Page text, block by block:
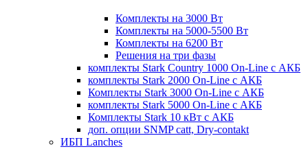
Комплекты на 3000 Вт
Комплекты на 5000-5500 Вт
Комплекты на 6200 Вт
Решения на три фазы
комплекты Stark Country 1000 On-Line с АКБ
комплекты Stark 2000 On-Line с АКБ
Комплекты Stark 3000 On-Line с АКБ
комплекты Stark 5000 On-Line с АКБ
Комплекты Stark 10 кВт с АКБ
доп. опции SNMP catt, Dry-contakt
ИБП Lanches